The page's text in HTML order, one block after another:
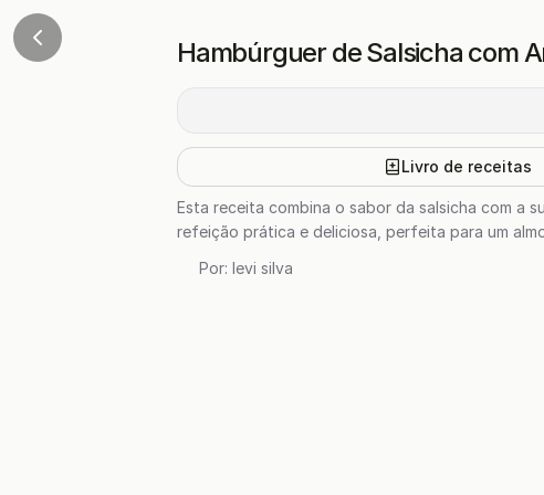
Hambúrguer de Salsicha com
Livro de receitas
Esta receita combina o sabor da salsicha com a
refeição prática e deliciosa, perfeita para um
Por: levi silva